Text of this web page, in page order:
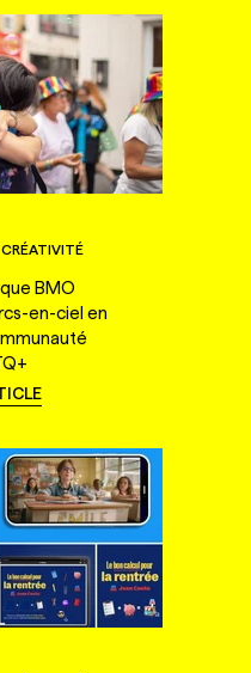
BMO
en-ciel en